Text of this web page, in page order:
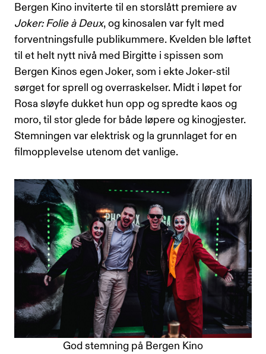
Bergen Kino inviterte til en storslått premiere av
Joker: Folie à Deux, og kinosalen var fylt med
forventningsfulle publikummere. Kvelden ble løftet
til et helt nytt nivå med Birgitte i spissen som
Bergen Kinos egen Joker, som i ekte Joker-stil
sørget for sprell og overraskelser. Midt i løpet for
Rosa sløyfe dukket hun opp og spredte kaos og
moro, til stor glede for både løpere og kinogjester.
Stemningen var elektrisk og la grunnlaget for en
filmopplevelse utenom det vanlige.
God stemning på Bergen Kino